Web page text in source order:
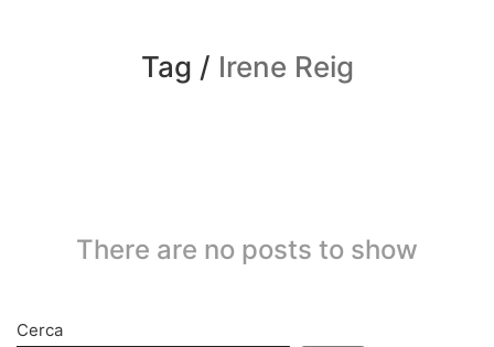
Tag / Irene Reig
There are no posts to show
Cerca